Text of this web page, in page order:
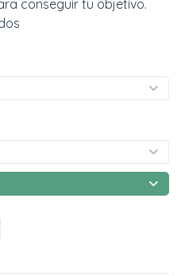
conseguir tu objetivo.